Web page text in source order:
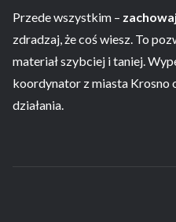
Przede wszystkim –
zdradzaj, że coś wiesz. To
materiał szybciej i taniej.
koordynator z miasta Krosno
działania.